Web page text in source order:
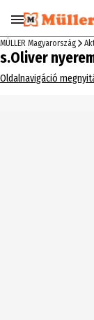
Ugrás a
MÜLLER Magyarország
s.Oliver
Oldalnavigáció